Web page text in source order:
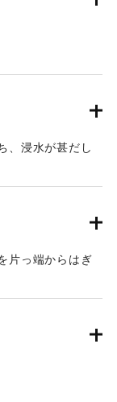
、浸水が甚だし
片っ端からはぎ